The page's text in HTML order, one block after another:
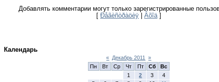
Добавлять комментарии могут только зарегистрированные
[ Ðåãèñòðàöèÿ Âõîä ]
Календарь
« Декабрь 2011
»
Пн
Вт Ср Чт Пт Сб
Вс
1
2 3
4